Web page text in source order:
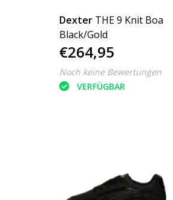
Dexter THE 9 Knit Boa
Black/Gold
€264,95
Noch keine Bewertungen
VERFÜGBAR